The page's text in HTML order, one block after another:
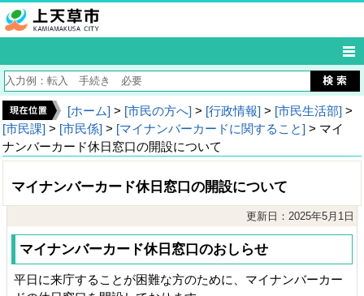
[ホーム] > [市民の方へ] > [行政情報] > [市民生活部] >
[市民課] > [市民係] > [マイナンバーカードに関すること] > マイ
ナンバーカード休日窓口の開設について
マイナンバーカード休日窓口の開設について
更新日：2025年5月1日
マイナンバーカード休日窓口のおしらせ
平日に来庁することが困難な方のために、マイナンバーカー